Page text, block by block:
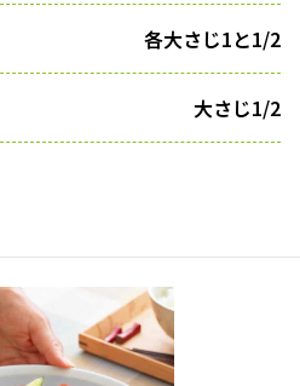
各大さじ1と1/2
大さじ1/2